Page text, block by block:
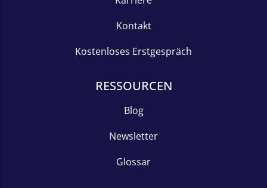
Kontakt
Kostenloses Erstgespräch
RESSOURCEN
Blog
Newsletter
Glossar